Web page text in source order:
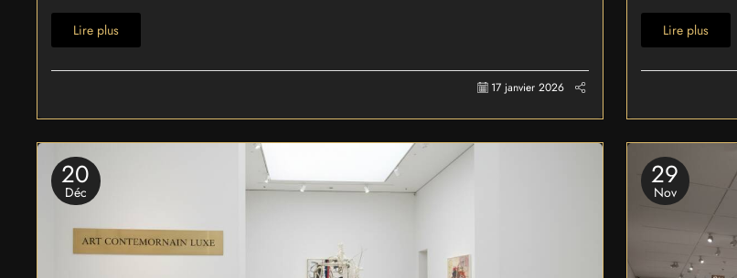
Lire plus
17 janvier 2026
Lire plus
20
Déc
29
Nov